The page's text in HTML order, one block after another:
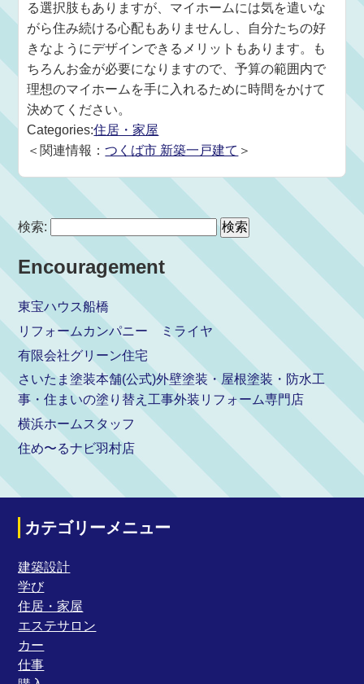
る選択肢もありますが、マイホームには気を遣いな
がら住み続ける心配もありませんし、自分たちの好
きなようにデザインできるメリットもあります。も
ちろんお金が必要になりますので、予算の範囲内で
理想のマイホームを手に入れるために時間をかけて
決めてください。
Categories:住居・家屋
＜関連情報：つくば市 新築一戸建て ＞
検索:
Encouragement
東宝ハウス船橋
リフォームカンパニー ミライヤ
有限会社グリーン住宅
さいたま塗装本舗(公式)外壁塗装・屋根塗装・防水工
事・住まいの塗り替え工事外装リフォーム専門店
横浜ホームスタッフ
住め〜るナビ羽村店
カテゴリーメニュー
建築設計
学び
住居・家屋
エステサロン
カー
仕事